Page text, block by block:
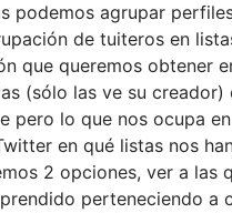
podemos agrupar
de tuiteros en
que queremos obtener
(sólo las ve su
pero lo que nos ocupa
en qué listas nos
2 opciones, ver a las
perteneciendo a